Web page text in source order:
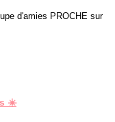
d'amies PROCHE sur
☀️